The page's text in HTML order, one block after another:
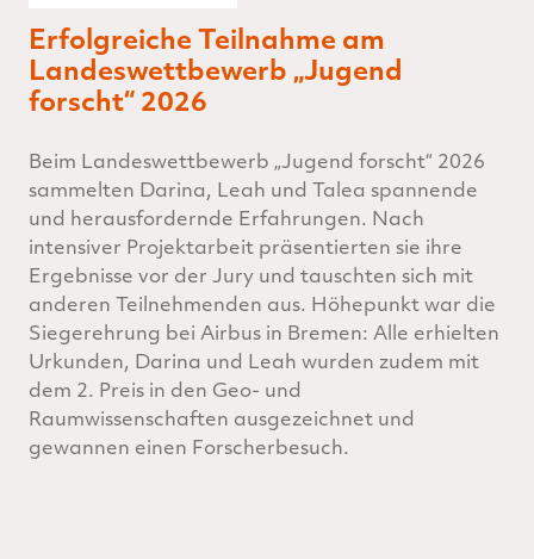
Erfolgreiche Teilnahme am
Landeswettbewerb „Jugend
forscht“ 2026
Beim Landeswettbewerb „Jugend forscht“ 2026
sammelten Darina, Leah und Talea spannende
und herausfordernde Erfahrungen. Nach
intensiver Projektarbeit präsentierten sie ihre
Ergebnisse vor der Jury und tauschten sich mit
anderen Teilnehmenden aus. Höhepunkt war die
Siegerehrung bei Airbus in Bremen: Alle erhielten
Urkunden, Darina und Leah wurden zudem mit
dem 2. Preis in den Geo- und
Raumwissenschaften ausgezeichnet und
gewannen einen Forscherbesuch.